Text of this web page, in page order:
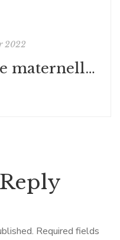
2022
In-school : École maternelle - Fontenay
Required fields